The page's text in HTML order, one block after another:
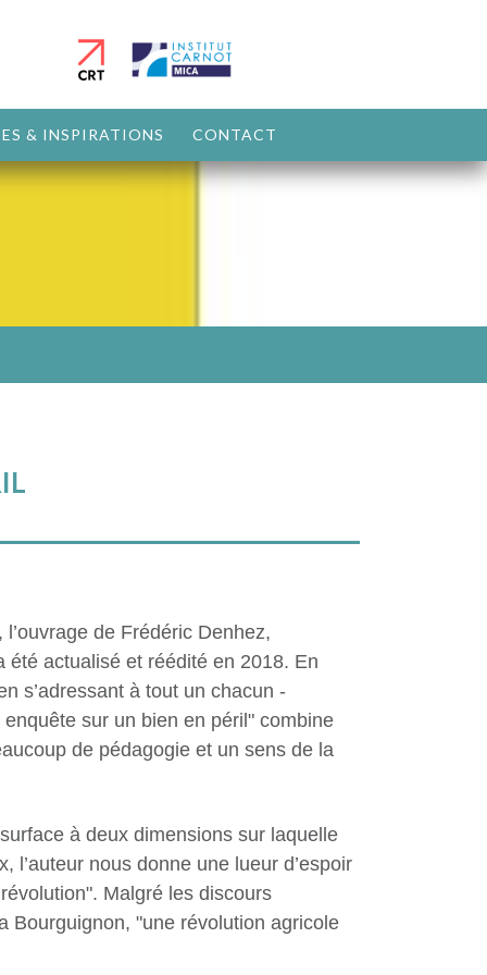
& INSPIRATIONS CONTACT
de Frédéric Denhez,
actualisé et réédité en 2018. En
s’adressant à tout un chacun -
sur un bien en péril" combine
de pédagogie et un sens de la
à deux dimensions sur laquelle
l’auteur nous donne une lueur d’espoir
Malgré les discours
Bourguignon, "une révolution agricole